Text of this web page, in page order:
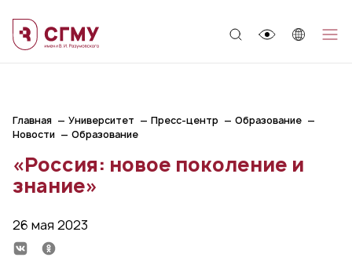
Главная Университет Пресс-центр
Образование
Новости
Образование
«Россия: новое поколение и
знание»
26 мая 2023